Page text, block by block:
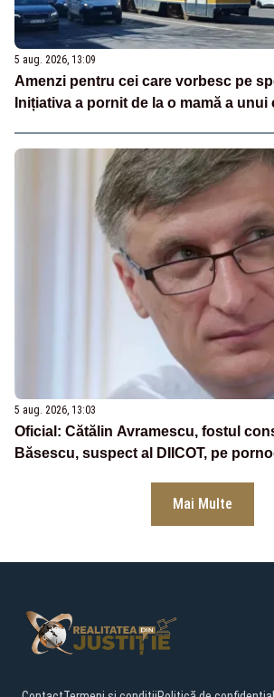
5 aug. 2026, 13:09
Amenzi pentru cei care vorbesc pe
Inițiativa a pornit de la o mamă a
5 aug. 2026, 13:03
Oficial: Cătălin Avramescu, fostul
Băsescu, suspect al DIICOT, pe
Mai Multe